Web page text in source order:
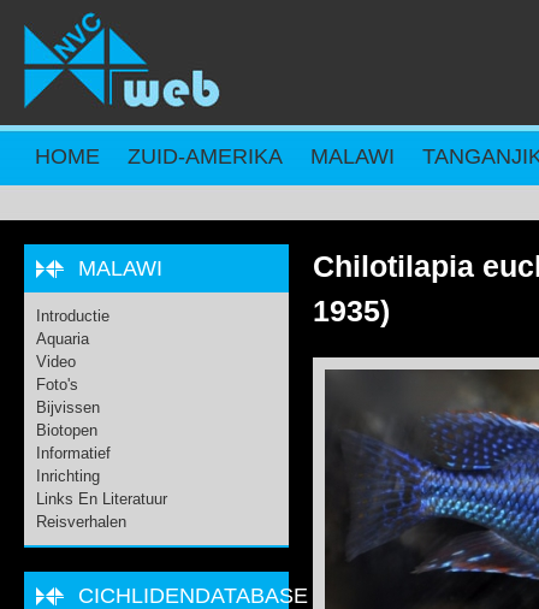
Overslaan en naar de inhoud gaan
HOME ZUID-AMERIKA MALAWI
Chilotilapia
1935)
MALAWI
Introductie
Aquaria
Video
Foto's
Bijvissen
Biotopen
Informatief
Inrichting
Links En Literatuur
Reisverhalen
CICHLIDENDATABASE